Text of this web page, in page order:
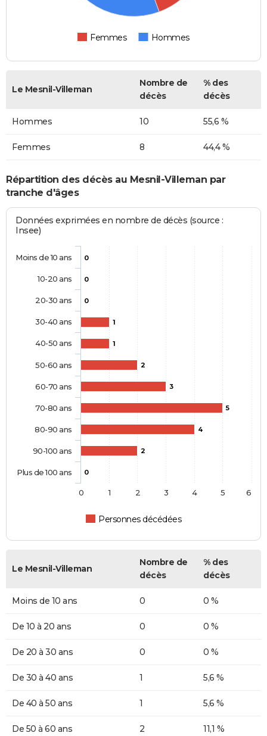
Femmes Hommes
Le Mesnil-Villeman
Nombre de
décès
% des
décès
Hommes 10 55,6 %
Femmes 8 44,4 %
Répartition des décès au Mesnil-Villeman par
tranche d'âges
Données exprimées en nombre de décès (source :
Insee)
0
0
0
1
1
2
3
5
4
2
0
Personnes décédées
Moins de 10 ans
10-20 ans
20-30 ans
30-40 ans
40-50 ans
50-60 ans
60-70 ans
70-80 ans
80-90 ans
90-100 ans
Plus de 100 ans
0 1 2 3 4 5 6
Le Mesnil-Villeman
Nombre de
décès
% des
décès
Moins de 10 ans 0 0 %
De 10 à 20 ans 0 0 %
De 20 à 30 ans 0 0 %
De 30 à 40 ans 1 5,6 %
De 40 à 50 ans 1 5,6 %
De 50 à 60 ans 2 11,1 %